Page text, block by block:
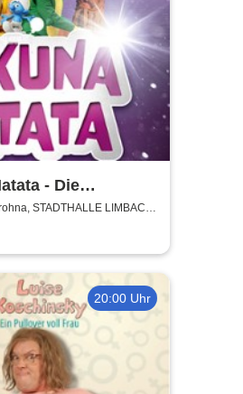
- Die
große
Gala
STADTHALLE LIMBACH-
20:00 Uhr